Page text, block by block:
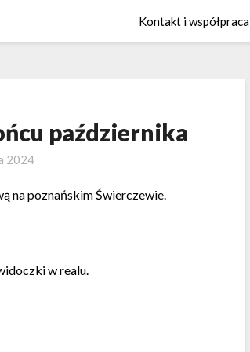
Kontakt i współpraca
października
2024
na poznańskim Świerczewie.
w realu.